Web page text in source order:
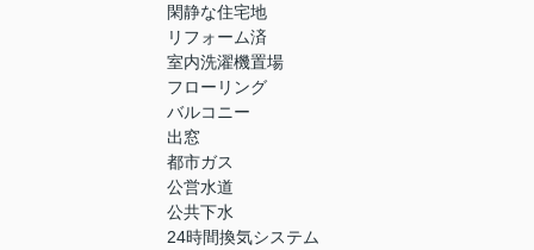
閑静な住宅地
リフォーム済
室内洗濯機置場
フローリング
バルコニー
出窓
都市ガス
公営水道
公共下水
24時間換気システム